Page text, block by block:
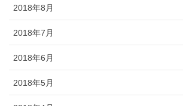
2018年8月
2018年7月
2018年6月
2018年5月